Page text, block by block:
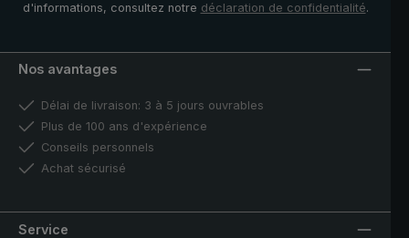
d'informations, consultez notre déclaration de confidentialité.
Nos avantages
Délai de livraison: 3 à 5 jours ouvrables
Plus de 100 ans d'expérience
Conseils personnels
Achat sécurisé
Service